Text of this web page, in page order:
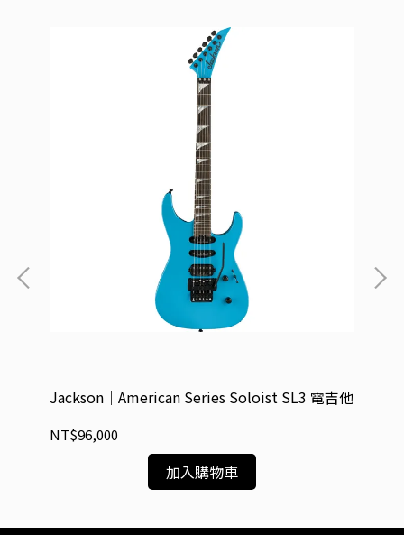
Jackson｜American Series Soloist SL3 電吉他
NT$96,000
加入購物車